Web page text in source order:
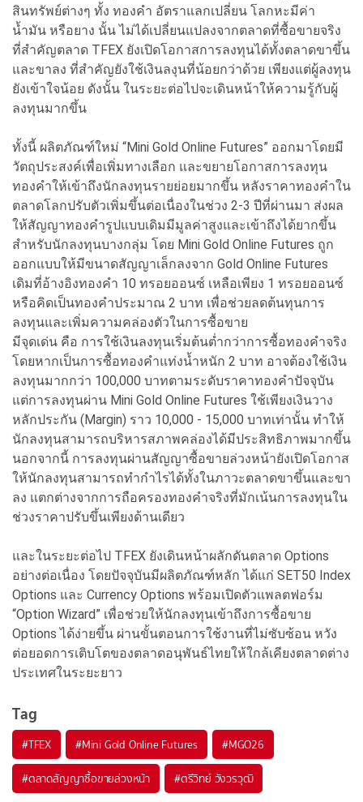
สินทรัพย์ต่างๆ ทั้ง ทองคำ อัตราแลกเปลี่ยน โลกหะมีค่า
น้ำมัน หรือยาง นั้น ไม่ได้เปลี่ยนแปลงจากตลาดที่ซื้อขายจริง
ที่สำคัญตลาด TFEX ยังเปิดโอกาสการลงทุนได้ทั้งตลาดขาขึ้น
และขาลง ที่สำคัญยังใช้เงินลงุนที่น้อยกว่าด้วย เพียงแต่ผู้ลงทุน
ยังเข้าใจน้อย ดังนั้น ในระยะต่อไปจะเดินหน้าให้ความรู้กับผู้
ลงทุนมากขึ้น
ทั้งนี้ ผลิตภัณฑ์ใหม่ “Mini Gold Online Futures” ออกมาโดยมี
วัตถุประสงค์เพื่อเพิ่มทางเลือก และขยายโอกาสการลงทุน
ทองคำให้เข้าถึงนักลงทุนรายย่อยมากขึ้น หลังราคาทองคำใน
ตลาดโลกปรับตัวเพิ่มขึ้นต่อเนื่องในช่วง 2-3 ปีที่ผ่านมา ส่งผล
ให้สัญญาทองคำรูปแบบเดิมมีมูลค่าสูงและเข้าถึงได้ยากขึ้น
สำหรับนักลงทุนบางกลุ่ม โดย Mini Gold Online Futures ถูก
ออกแบบให้มีขนาดสัญญาเล็กลงจาก Gold Online Futures
เดิมที่อ้างอิงทองคำ 10 ทรอยออนซ์ เหลือเพียง 1 ทรอยออนซ์
หรือคิดเป็นทองคำประมาณ 2 บาท เพื่อช่วยลดต้นทุนการ
ลงทุนและเพิ่มความคล่องตัวในการซื้อขาย
มีจุดเด่น คือ การใช้เงินลงทุนเริ่มต้นต่ำกว่าการซื้อทองคำจริง
โดยหากเป็นการซื้อทองคำแท่งน้ำหนัก 2 บาท อาจต้องใช้เงิน
ลงทุนมากกว่า 100,000 บาทตามระดับราคาทองคำปัจจุบัน
แต่การลงทุนผ่าน Mini Gold Online Futures ใช้เพียงเงินวาง
หลักประกัน (Margin) ราว 10,000 - 15,000 บาทเท่านั้น ทำให้
นักลงทุนสามารถบริหารสภาพคล่องได้มีประสิทธิภาพมากขึ้น
นอกจากนี้ การลงทุนผ่านสัญญาซื้อขายล่วงหน้ายังเปิดโอกาส
ให้นักลงทุนสามารถทำกำไรได้ทั้งในภาวะตลาดขาขึ้นและขา
ลง แตกต่างจากการถือครองทองคำจริงที่มักเน้นการลงทุนใน
ช่วงราคาปรับขึ้นเพียงด้านเดียว
และในระยะต่อไป TFEX ยังเดินหน้าผลักดันตลาด Options
อย่างต่อเนื่อง โดยปัจจุบันมีผลิตภัณฑ์หลัก ได้แก่ SET50 Index
Options และ Currency Options พร้อมเปิดตัวแพลตฟอร์ม
“Option Wizard” เพื่อช่วยให้นักลงทุนเข้าถึงการซื้อขาย
Options ได้ง่ายขึ้น ผ่านขั้นตอนการใช้งานที่ไม่ซับซ้อน หวัง
ต่อยอดการเติบโตของตลาดอนุพันธ์ไทยให้ใกล้เคียงตลาดต่าง
ประเทศในระยะยาว
Tag
#TFEX #Mini Gold Online Futures #MGO26
#ตลาดสัญญาซื้อขายล่วงหน้า #ตรีวิทย์ วังวรวุฒิ